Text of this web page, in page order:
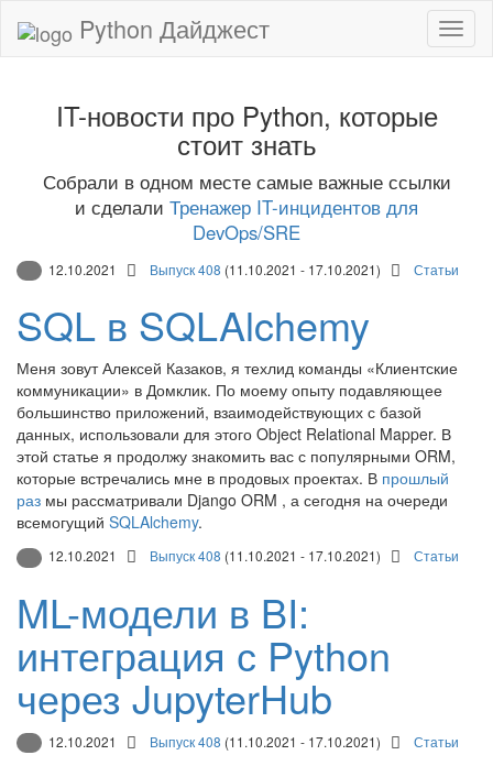
Python Дайджест
IT-новости про Python, которые
стоит знать
Собрали в одном месте самые важные ссылки
и сделали Тренажер IT-инцидентов для
DevOps/SRE
12.10.2021 Выпуск 408 (11.10.2021 - 17.10.2021) Статьи
SQL в SQLAlchemy
Меня зовут Алексей Казаков, я техлид команды «Клиентские
коммуникации» в Домклик. По моему опыту подавляющее
большинство приложений, взаимодействующих с базой
данных, использовали для этого Object Relational Mapper. В
этой статье я продолжу знакомить вас с популярными ORM,
которые встречались мне в продовых проектах. В прошлый
раз мы рассматривали Django ORM , а сегодня на очереди
всемогущий SQLAlchemy.
12.10.2021 Выпуск 408 (11.10.2021 - 17.10.2021) Статьи
ML-модели в BI:
интеграция с Python
через JupyterHub
12.10.2021 Выпуск 408 (11.10.2021 - 17.10.2021) Статьи